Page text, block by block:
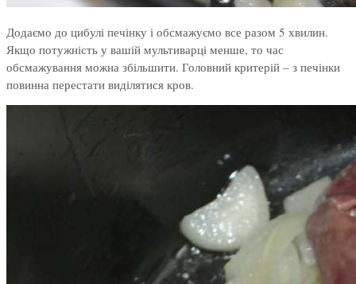
Додаємо до цибулі печінку і обсмажуємо все разом 5 хвилин.
Якщо потужність у вашій мультиварці менше, то час
обсмажування можна збільшити. Головний критерій – з печінки
повинна перестати виділятися кров.